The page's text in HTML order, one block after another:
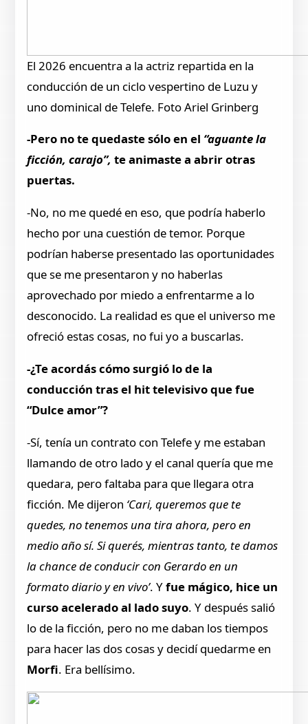
El 2026 encuentra a la actriz repartida en la
conducción de un ciclo vespertino de Luzu y
uno dominical de Telefe. Foto Ariel Grinberg
-Pero no te quedaste sólo en el “aguante la
ficción, carajo”, te animaste a abrir otras
puertas.
-No, no me quedé en eso, que podría haberlo
hecho por una cuestión de temor. Porque
podrían haberse presentado las oportunidades
que se me presentaron y no haberlas
aprovechado por miedo a enfrentarme a lo
desconocido. La realidad es que el universo me
ofreció estas cosas, no fui yo a buscarlas.
-¿Te acordás cómo surgió lo de la
conducción tras el hit televisivo que fue
“Dulce amor”?
-Sí, tenía un contrato con Telefe y me estaban
llamando de otro lado y el canal quería que me
quedara, pero faltaba para que llegara otra
ficción. Me dijeron ‘Cari, queremos que te
quedes, no tenemos una tira ahora, pero en
medio año sí. Si querés, mientras tanto, te damos
la chance de conducir con Gerardo en un
formato diario y en vivo’. Yfue mágico, hice un
curso acelerado al lado suyo. Y después salió
lo de la ficción, pero no me daban los tiempos
para hacer las dos cosas y decidí quedarme en
Morfi. Era bellísimo.